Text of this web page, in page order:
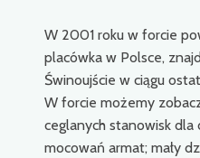
W 2001 roku w forcie
placówka w Polsce,
Świnoujście w ciągu
W forcie możemy
ceglanych stanowisk dla
mocowań armat; mały